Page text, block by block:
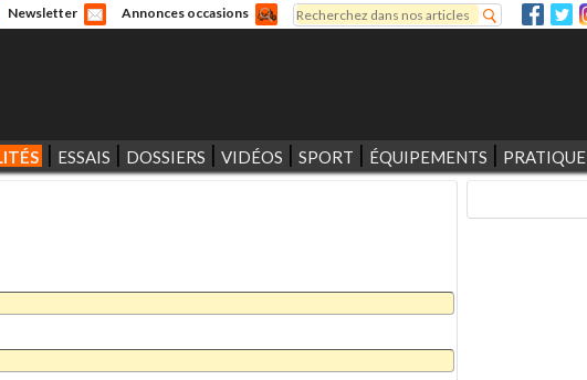
Newsletter Annonces occasions
Formulaire de recherche
Rechercher
ESSAIS DOSSIERS VIDÉOS SPORT ÉQUIPEMENTS PRATIQUE